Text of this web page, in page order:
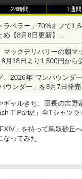
テイクツー・インタ
ン 【PS5】『NBA
[ELJM-30885 PS5
￥4,060
PlayStation5用カバ
￥5,770
【初回特典付き】
売】 PLAION｜プ
「少女☆歌劇 レヴュ
ndスタァライブ
ay】 [ スタァライト
￥8,141
劇場版モノノ怪 第
[ 鈴木清崇 ]
￥8,761
「少女☆歌劇 レヴュ
dスタァライブ
24時間 1週間
ラベラー」70%オフで
【8月8日更新】
ョップでは「大神 絶景
マックデリバリーの朝マ
月18日より1,500円から
、2026年“ワンパウンダ
ウンダー」を8月7日発売
クマヨソース」を使用し
ギャルきち、団長の吉野
T-Party!」全Tシャツ
」を持って鳥取砂丘
なってみた